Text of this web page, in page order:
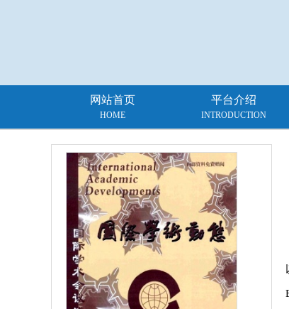
网站首页
HOME
平台介绍
INTRODUCTION